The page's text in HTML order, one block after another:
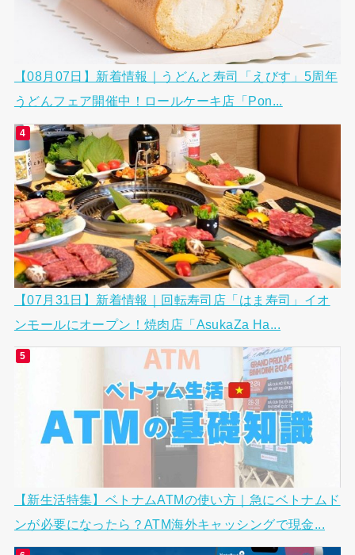
【08月07日】新着情報｜うどんと寿司「えびす」5周年
うどんフェア開催中！ロールケーキ店「Pon...
【07月31日】新着情報｜回転寿司店「はま寿司」イオ
ンモールにオープン！焼肉店「AsukaZa Ha...
【新生活特集】ベトナムATMの使い方｜急にベトナムド
ンが必要になったら？ATM海外キャッシングで現金...